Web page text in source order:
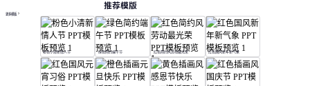
推荐模版
更多模板
粉色小清新情人节 绿色简约端午节 红色简约风劳动最光荣 红色国风新年新气象